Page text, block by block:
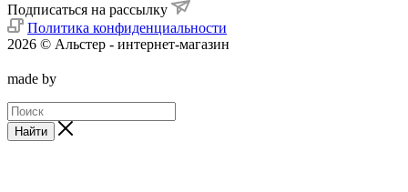
Подписаться на рассылку
Политика конфиденциальности
2026 © Альстер - интернет-магазин
made by
Найти